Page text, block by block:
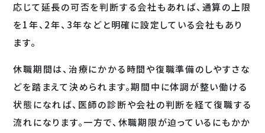
応じて延長の可否を判断する会社もあれば、通算の上限
を1年、2年、3年などと明確に設定している会社もあり
ます。
休職期間は、治療にかかる時間や復職準備のしやすさな
どを踏まえて決められます。期間中に体調が整い働ける
状態になれば、医師の診断や会社の判断を経て復職する
流れになります。一方で、休職期限が迫っているにもかか